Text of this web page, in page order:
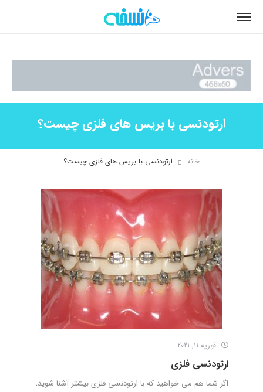
ارتودنسی با بریس های فلزی چیست؟
خانه ارتودنسی با بریس های فلزی چیست؟
فوریه 11, 2021
ارتودنسی فلزی
اگر شما هم می خواهید که با ارتودنسی فلزی بیشتر آشنا شوید،